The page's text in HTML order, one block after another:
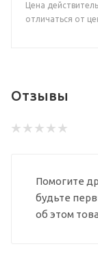
Цена
отличаться от
Отзывы
Помогите
будьте
об этом